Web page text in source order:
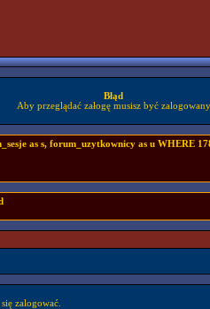
Błąd
Aby przeglądać załogę musisz być zalogowany
as s, forum_uzytkownicy as u WHERE
zalogować.